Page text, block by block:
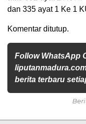
dan 335 ayat 1 Ke 1
Komentar ditutup.
Follow WhatsApp
berita terbaru